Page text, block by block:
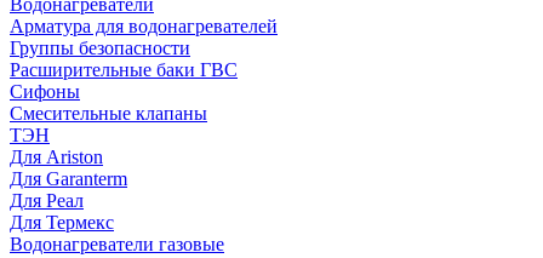
Арматура для водонагревателей
Группы безопасности
Расширительные баки ГВС
Сифоны
Смесительные клапаны
ТЭН
Для Ariston
Для Garanterm
Для Реал
Для Термекс
Водонагреватели газовые